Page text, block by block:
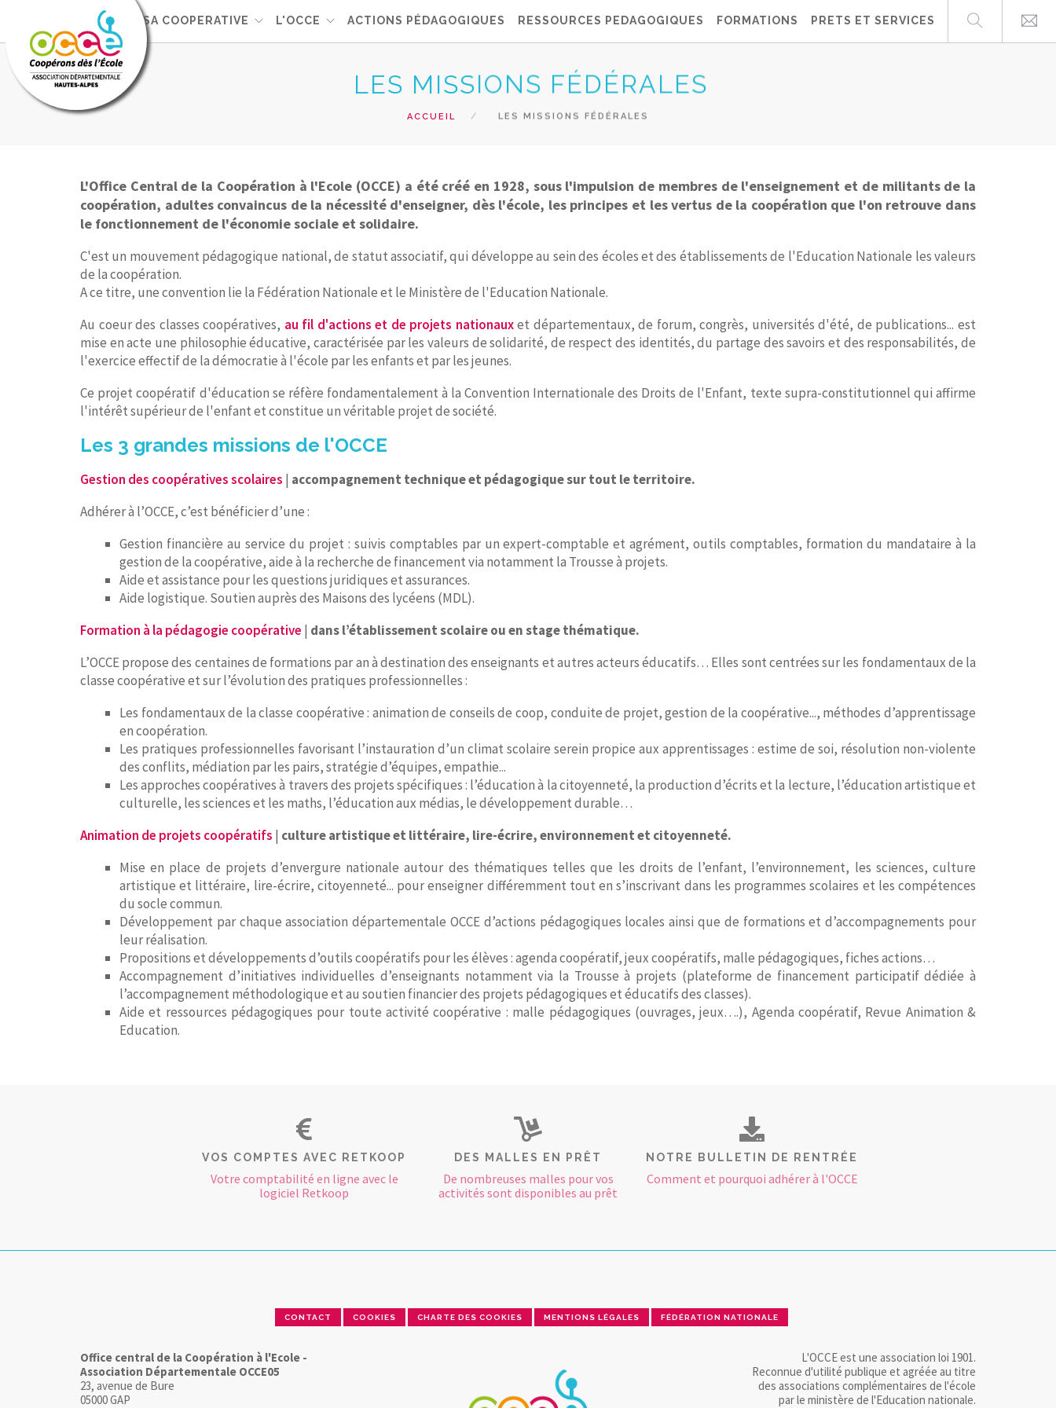
GERER SA COOPERATIVE L'OCCE ACTIONS PÉDAGOGIQUES RESSOURCES PEDAGOGIQUES FORMATIONS PRETS ET SERVICES
LES MISSIONS FÉDÉRALES
ACCUEIL LES MISSIONS FÉDÉRALES
L'Office Central de la Coopération à l'Ecole (OCCE) a été créé en 1928, sous l'impulsion de membres de l'enseignement et de militants de la
coopération, adultes convaincus de la nécessité d'enseigner, dès l'école, les principes et les vertus de la coopération que l'on retrouve dans
le fonctionnement de l'économie sociale et solidaire.
C'est un mouvement pédagogique national, de statut associatif, qui développe au sein des écoles et des établissements de l'Education Nationale les valeurs
de la coopération.
A ce titre, une convention lie la Fédération Nationale et le Ministère de l'Education Nationale.
Au coeur des classes coopératives, au fil d'actions et de projets nationauxet départementaux, de forum, congrès, universités d'été, de publications... est
mise en acte une philosophie éducative, caractérisée par les valeurs de solidarité, de respect des identités, du partage des savoirs et des responsabilités, de
l'exercice effectif de la démocratie à l'école par les enfants et par les jeunes.
Ce projet coopératif d'éducation se réfère fondamentalement à la Convention Internationale des Droits de l'Enfant, texte supra-constitutionnel qui affirme
l'intérêt supérieur de l'enfant et constitue un véritable projet de société.
Les 3 grandes missions de l'OCCE
Gestion des coopératives scolaires | accompagnement technique et pédagogique sur tout le territoire.
Adhérer à l’OCCE, c’est bénéficier d’une :
Gestion financière au service du projet : suivis comptables par un expert-comptable et agrément, outils comptables, formation du mandataire à la
gestion de la coopérative, aide à la recherche de financement via notamment la Trousse à projets.
Aide et assistance pour les questions juridiques et assurances.
Aide logistique. Soutien auprès des Maisons des lycéens (MDL).
Formation à la pédagogie coopérative | dans l’établissement scolaire ou en stage thématique.
L’OCCE propose des centaines de formations par an à destination des enseignants et autres acteurs éducatifs… Elles sont centrées sur les fondamentaux de la
classe coopérative et sur l’évolution des pratiques professionnelles :
Les fondamentaux de la classe coopérative : animation de conseils de coop, conduite de projet, gestion de la coopérative..., méthodes d’apprentissage
en coopération.
Les pratiques professionnelles favorisant l’instauration d’un climat scolaire serein propice aux apprentissages : estime de soi, résolution non-violente
des conflits, médiation par les pairs, stratégie d’équipes, empathie...
Les approches coopératives à travers des projets spécifiques : l’éducation à la citoyenneté, la production d’écrits et la lecture, l’éducation artistique et
culturelle, les sciences et les maths, l’éducation aux médias, le développement durable…
Animation de projets coopératifs | culture artistique et littéraire, lire-écrire, environnement et citoyenneté.
Mise en place de projets d’envergure nationale autour des thématiques telles que les droits de l’enfant, l’environnement, les sciences, culture
artistique et littéraire, lire-écrire, citoyenneté... pour enseigner différemment tout en s’inscrivant dans les programmes scolaires et les compétences
du socle commun.
Développement par chaque association départementale OCCE d’actions pédagogiques locales ainsi que de formations et d’accompagnements pour
leur réalisation.
Propositions et développements d’outils coopératifs pour les élèves : agenda coopératif, jeux coopératifs, malle pédagogiques, fiches actions…
Accompagnement d’initiatives individuelles d’enseignants notamment via la Trousse à projets (plateforme de financement participatif dédiée à
l’accompagnement méthodologique et au soutien financier des projets pédagogiques et éducatifs des classes).
Aide et ressources pédagogiques pour toute activité coopérative : malle pédagogiques (ouvrages, jeux….), Agenda coopératif, Revue Animation &
Education.
VOS COMPTES AVEC RETKOOP
Votre comptabilité en ligne avec le
logiciel Retkoop
DES MALLES EN PRÊT
De nombreuses malles pour vos
activités sont disponibles au prêt
NOTRE BULLETIN DE RENTRÉE
Comment et pourquoi adhérer à l'OCCE
CONTACT COOKIES CHARTE DES COOKIES MENTIONS LÉGALES FÉDÉRATION NATIONALE
Office central de la Coopération à l'Ecole -
Association Départementale OCCE05
23, avenue de Bure
05000 GAP
L'OCCE est une association loi 1901.
Reconnue d'utilité publique et agréée au titre
des associations complémentaires de l'école
par le ministère de l'Education nationale.